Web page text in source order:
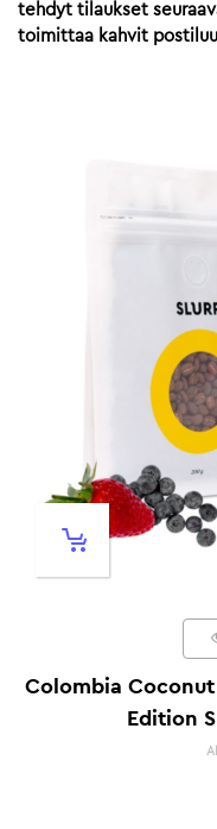
tehdyt tilaukset
toimittaa kahvit
Colombia
Edition